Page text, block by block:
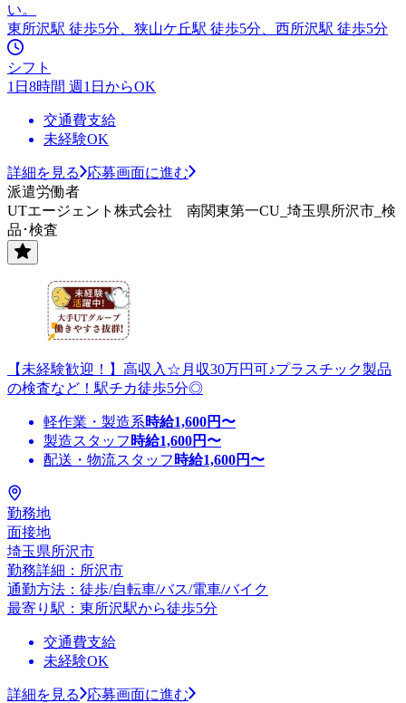
い。
東所沢駅 徒歩5分、狭山ケ丘駅 徒歩5分、西所沢駅 徒歩5分
シフト
1日8時間 週1日からOK
交通費支給
未経験OK
詳細を見る
応募画面に進む
派遣労働者
UTエージェント株式会社 南関東第一CU_埼玉県所沢市_検
品･検査
【未経験歓迎！】高収入☆月収30万円可♪プラスチック製品
の検査など！駅チカ徒歩5分◎
軽作業・製造系時給1,600円〜
製造スタッフ 時給1,600円〜
配送・物流スタッフ 時給1,600円〜
勤務地
面接地
埼玉県所沢市
勤務詳細：所沢市
通勤方法：徒歩/自転車/バス/電車/バイク
最寄り駅：東所沢駅から徒歩5分
交通費支給
未経験OK
詳細を見る 応募画面に進む